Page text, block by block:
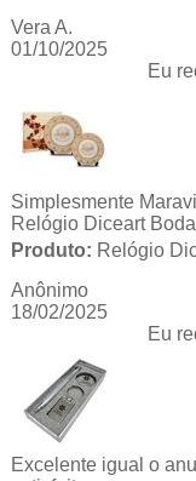
Vera A.
01/10/2025
Eu
Simplesmente
Relógio Diceart
Produto: Relógio
Anônimo
18/02/2025
Eu
Excelente igual o